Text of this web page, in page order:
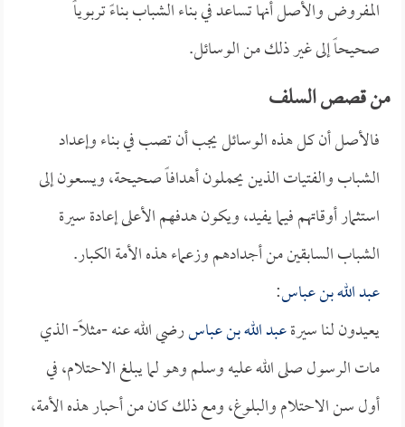
المفروض والأصل أنها تساعد في بناء الشباب بناءً تربوياً
صحيحاً إلى غير ذلك من الوسائل.
من قصص السلف
فالأصل أن كل هذه الوسائل يجب أن تصب في بناء وإعداد
الشباب والفتيات الذين يحملون أهدافاً صحيحة، ويسعون إلى
استثمار أوقاتهم فيما يفيد، ويكون هدفهم الأعلى إعادة سيرة
الشباب السابقين من أجدادهم وزعماء هذه الأمة الكبار.
عبد الله بن عباس:
يعيدون لنا سيرةعبد الله بن عباسرضي الله عنه -مثلاً- الذي
مات الرسول صلى الله عليه وسلم وهو لما يبلغ الاحتلام، في
أول سن الاحتلام والبلوغ، ومع ذلك كان من أحبار هذه الأمة،